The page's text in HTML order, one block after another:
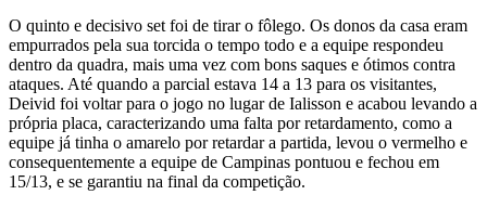
O quinto e decisivo set foi de tirar o fôlego. Os donos da casa eram
empurrados pela sua torcida o tempo todo e a equipe respondeu
dentro da quadra, mais uma vez com bons saques e ótimos contra
ataques. Até quando a parcial estava 14 a 13 para os visitantes,
Deivid foi voltar para o jogo no lugar de Ialisson e acabou levando a
própria placa, caracterizando uma falta por retardamento, como a
equipe já tinha o amarelo por retardar a partida, levou o vermelho e
consequentemente a equipe de Campinas pontuou e fechou em
15/13, e se garantiu na final da competição.